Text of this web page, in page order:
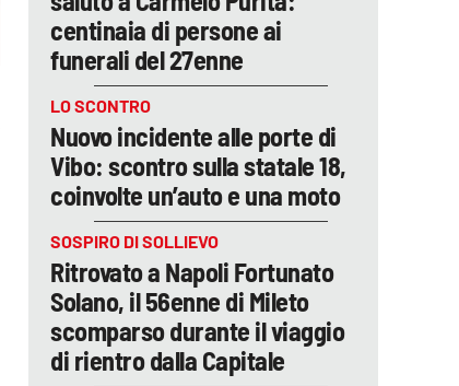
centinaia di persone ai
funerali del 27enne
LO SCONTRO
Nuovo incidente alle porte di
Vibo: scontro sulla statale 18,
coinvolte un’auto e una moto
SOSPIRO DI SOLLIEVO
Ritrovato a Napoli Fortunato
Solano, il 56enne di Mileto
scomparso durante il viaggio
di rientro dalla Capitale